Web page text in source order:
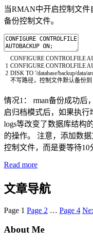
当RMAN中开启控制文
备份控制文件。
1
2
CONFIGURE CONTROLFILE
CONFIGURE CONTROLFILE
DISK TO '/database/backup/data/
不写路径，控制文件默认备份
情况1： rman备份成功后
启归档模式后，如果执行
logs等改变了数据库结构
的操作。 注意，添加数
控制文件，而是要等待10
Read more
文章导航
Page 1 Page 2 … Page 4
About Me